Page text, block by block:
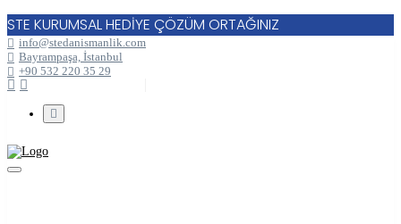
STE KURUMSAL HEDİYE ÇÖZÜM ORTAĞINIZ
info@stedanismanlik.com
Bayrampaşa, İstanbul
+90 532 220 35 29